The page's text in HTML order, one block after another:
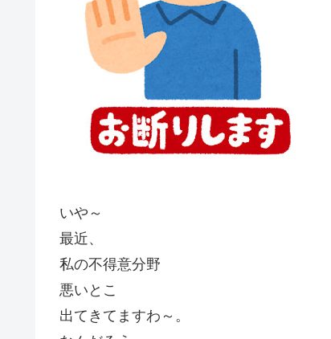
いや～
最近、
私の不得意分野
悪いとこ
出てきてますわ～。